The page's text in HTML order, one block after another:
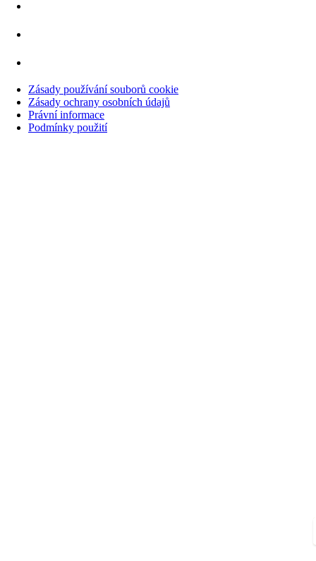
Zásady používání souborů cookie
Zásady ochrany osobních údajů
Právní informace
Podmínky použití